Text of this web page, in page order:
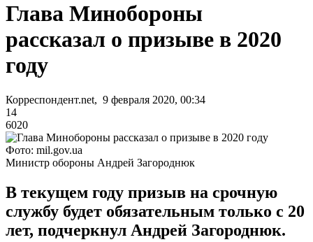
Глава Минобороны
рассказал о призыве в 2020
году
Корреспондент.net, 9 февраля 2020, 00:34
14
6020
Фото: mil.gov.ua
Министр обороны Андрей Загороднюк
В текущем году призыв на срочную
службу будет обязательным только с 20
лет, подчеркнул Андрей Загороднюк.